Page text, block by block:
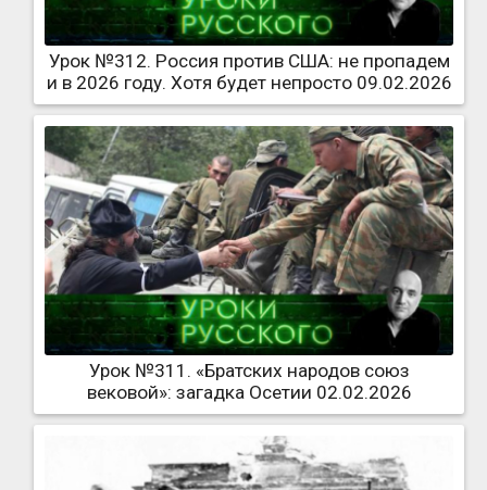
Урок №312. Россия против США: не пропадем
и в 2026 году. Хотя будет непросто 09.02.2026
Урок №311. «Братских народов союз
вековой»: загадка Осетии 02.02.2026